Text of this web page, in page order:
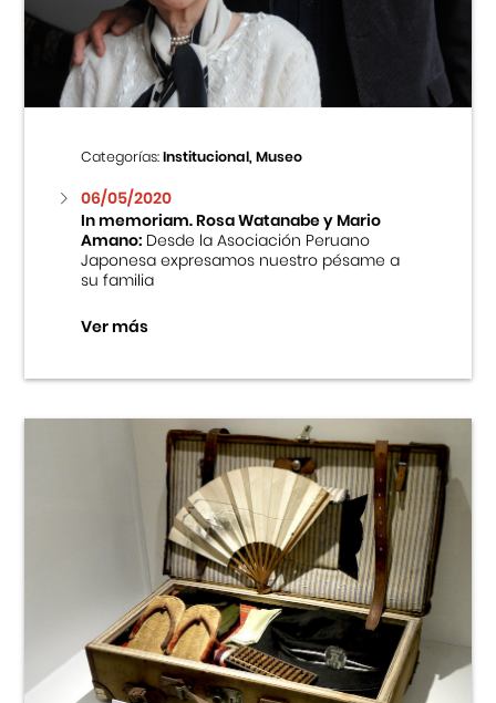
Centro Cultural Peruano Japonés
Cursos
Museo de la Inmigración Japonesa
Fondo Editorial
Teatro Peruano Japonés
Categorías:Institucional, Museo
06/05/2020
In memoriam. Rosa Watanabe y Mario
Amano:Desde la Asociación Peruano
Japonesa expresamos nuestro pésame a
su familia
Ver más